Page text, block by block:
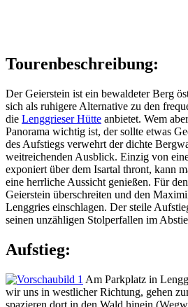
Tourenbeschreibung:
Der Geierstein ist ein bewaldeter Berg
sich als ruhigere Alternative zu den
die Lenggrieser Hütte anbietet. Wem
Panorama wichtig ist, der sollte etwas
des Aufstiegs verwehrt der dichte
weitreichenden Ausblick. Einzig von
exponiert über dem Isartal thront, kann
eine herrliche Aussicht genießen. Für
Geierstein überschreiten und den
Lenggries einschlagen. Der steile
seinen unzähligen Stolperfallen im
Aufstieg:
Am Parkplatz in
wir uns in westlicher Richtung, gehen